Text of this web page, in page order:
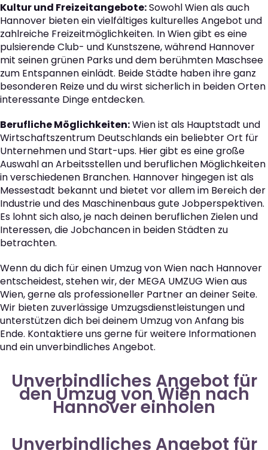
Kultur und Freizeitangebote:Sowohl Wien als auch
Hannover bieten ein vielfältiges kulturelles Angebot und
zahlreiche Freizeitmöglichkeiten. In Wien gibt es eine
pulsierende Club- und Kunstszene, während Hannover
mit seinen grünen Parks und dem berühmten Maschsee
zum Entspannen einlädt. Beide Städte haben ihre ganz
besonderen Reize und du wirst sicherlich in beiden Orten
interessante Dinge entdecken.
Berufliche Möglichkeiten:Wien ist als Hauptstadt und
Wirtschaftszentrum Deutschlands ein beliebter Ort für
Unternehmen und Start-ups. Hier gibt es eine große
Auswahl an Arbeitsstellen und beruflichen Möglichkeiten
in verschiedenen Branchen. Hannover hingegen ist als
Messestadt bekannt und bietet vor allem im Bereich der
Industrie und des Maschinenbaus gute Jobperspektiven.
Es lohnt sich also, je nach deinen beruflichen Zielen und
Interessen, die Jobchancen in beiden Städten zu
betrachten.
Wenn du dich für einen Umzug von Wien nach Hannover
entscheidest, stehen wir, der MEGA UMZUG Wien aus
Wien, gerne als professioneller Partner an deiner Seite.
Wir bieten zuverlässige Umzugsdienstleistungen und
unterstützen dich bei deinem Umzug von Anfang bis
Ende. Kontaktiere uns gerne für weitere Informationen
und ein unverbindliches Angebot.
Unverbindliches Angebot für
den Umzug von Wien nach
Hannover einholen
Unverbindliches Angebot für